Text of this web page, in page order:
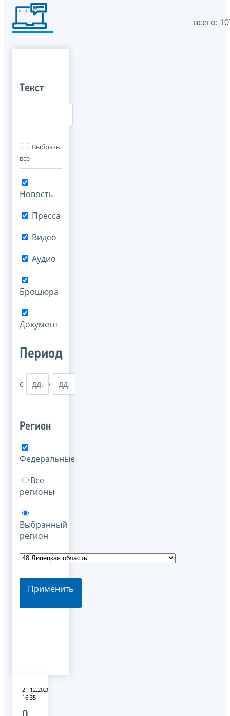
всего:
Текст
Выбрать
все
Новость
Пресса
Видео
Аудио
Брошюра
Документ
Период
с по
Регион
Федеральные
Все
регионы
Выбранный
регион
Применить
21.12.2020
16:35